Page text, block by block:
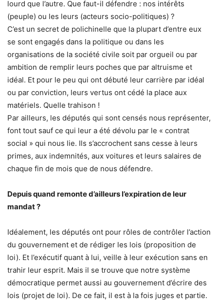
lourd que l’autre. Que faut-il défendre : nos intérêts
(peuple) ou les leurs (acteurs socio-politiques) ?
C’est un secret de polichinelle que la plupart d’entre eux
se sont engagés dans la politique ou dans les
organisations de la société civile soit par orgueil ou par
ambition de remplir leurs poches que par altruisme et
idéal. Et pour le peu qui ont débuté leur carrière par idéal
ou par conviction, leurs vertus ont cédé la place aux
matériels. Quelle trahison !
Par ailleurs, les députés qui sont censés nous représenter,
font tout sauf ce qui leur a été dévolu par le « contrat
social » qui nous lie. Ils s’accrochent sans cesse à leurs
primes, aux indemnités, aux voitures et leurs salaires de
chaque fin de mois que de nous défendre.
Depuis quand remonte d’ailleurs l’expiration de leur
mandat ?
Idéalement, les députés ont pour rôles de contrôler l’action
du gouvernement et de rédiger les lois (proposition de
loi). Et l’exécutif quant à lui, veille à leur exécution sans en
trahir leur esprit. Mais il se trouve que notre système
démocratique permet aussi au gouvernement d’écrire des
lois (projet de loi). De ce fait, il est à la fois juges et partie.